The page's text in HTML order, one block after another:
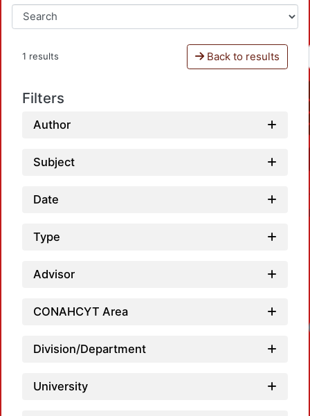
1 results Back to results
Filters
Author
Subject
Date
Type
Advisor
CONAHCYT Area
Division/Department
University